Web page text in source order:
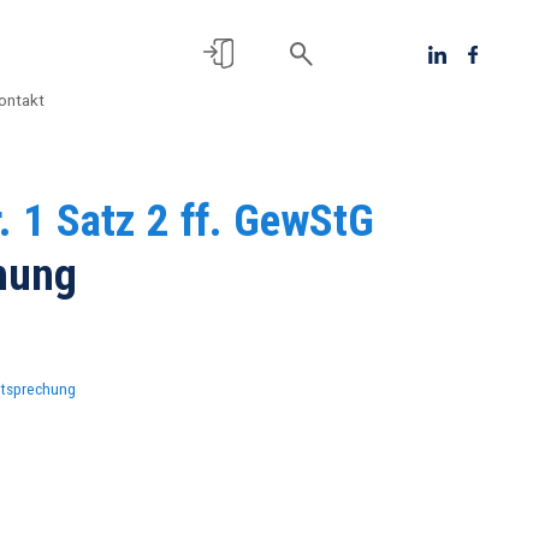
1 Satz 2 ff. GewStG